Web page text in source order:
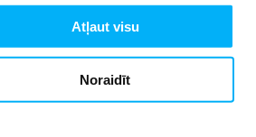
Atļaut visu
Noraidīt